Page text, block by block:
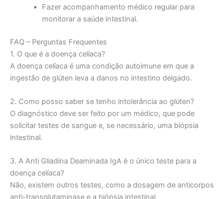
Fazer acompanhamento médico regular para
monitorar a saúde intestinal.
FAQ – Perguntas Frequentes
1. O que é a doença celíaca?
A doença celíaca é uma condição autoimune em que a
ingestão de glúten leva a danos no intestino delgado.
2. Como posso saber se tenho intolerância ao glúten?
O diagnóstico deve ser feito por um médico, que pode
solicitar testes de sangue e, se necessário, uma biópsia
intestinal.
3. A Anti Gliadina Deaminada IgA é o único teste para a
doença celíaca?
Não, existem outros testes, como a dosagem de anticorpos
anti-transglutaminase e a biópsia intestinal.